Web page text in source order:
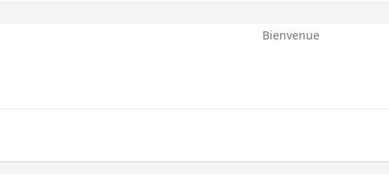
Bienvenue